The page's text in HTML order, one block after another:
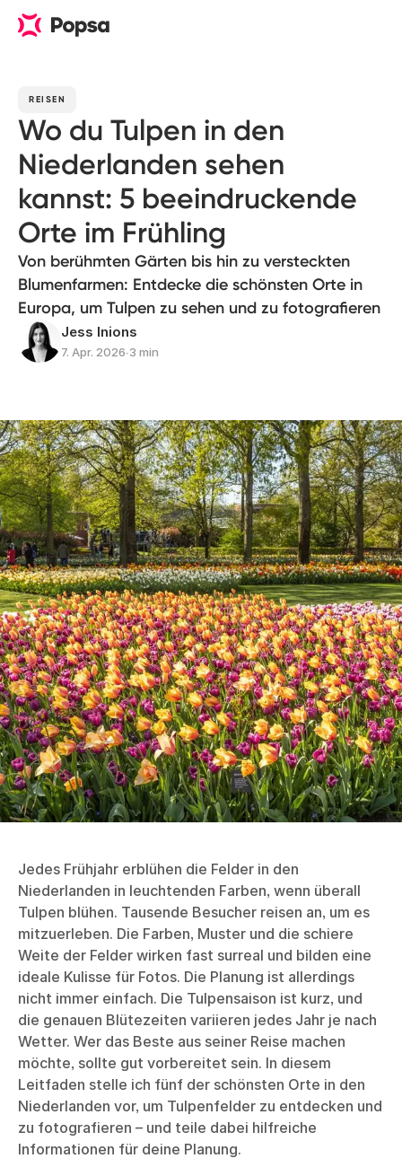
REISEN
Wo du Tulpen in den
Niederlanden sehen
kannst: 5 beeindruckende
Orte im Frühling
Von berühmten Gärten bis hin zu versteckten
Blumenfarmen: Entdecke die schönsten Orte in
Europa, um Tulpen zu sehen und zu fotografieren
Jess Inions
7. Apr. 2026∙3 min
Jedes Frühjahr erblühen die Felder in den
Niederlanden in leuchtenden Farben, wenn überall
Tulpen blühen. Tausende Besucher reisen an, um es
mitzuerleben. Die Farben, Muster und die schiere
Weite der Felder wirken fast surreal und bilden eine
ideale Kulisse für Fotos. Die Planung ist allerdings
nicht immer einfach. Die Tulpensaison ist kurz, und
die genauen Blütezeiten variieren jedes Jahr je nach
Wetter. Wer das Beste aus seiner Reise machen
möchte, sollte gut vorbereitet sein. In diesem
Leitfaden stelle ich fünf der schönsten Orte in den
Niederlanden vor, um Tulpenfelder zu entdecken und
zu fotografieren – und teile dabei hilfreiche
Informationen für deine Planung.